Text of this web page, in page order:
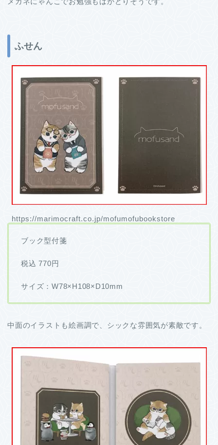
ふせん
https://marimocraft.co.jp/mofumofubookstore
ブック型付箋
税込 770円
サイズ：W78×H108×D10mm
中面のイラストも絵画調で、シックな雰囲気が素敵です。